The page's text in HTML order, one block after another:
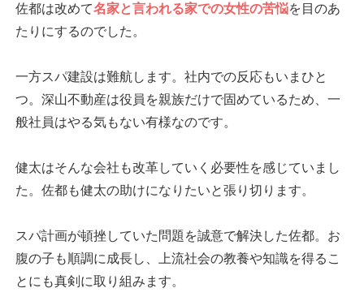
佐都は改めて名家と言われる家での女性の苦悩を目のあ
たりにするのでした。
一方スパ建設は難航します。社内での反応もいまひと
つ。深山不動産は役員を親族だけで固めているため、一
般社員はやる気もない有様なのです。
健太はそんな会社も改革していく必要性を感じていまし
た。佐都も健太の助けになりたいと張り切ります。
スパ計画が頓挫していた問題を誠意で解決した佐都。お
腹の子も順調に成長し、上流社会の教養や知識を得るこ
とにも真剣に取り組みます。